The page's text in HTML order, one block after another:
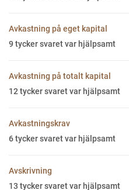
Avkastning på eget kapital
9 tycker svaret var hjälpsamt
Avkastning på totalt kapital
12tycker svaret var hjälpsamt
Avkastningskrav
6tycker svaret var hjälpsamt
Avskrivning
13 tycker svaret var hjälpsamt